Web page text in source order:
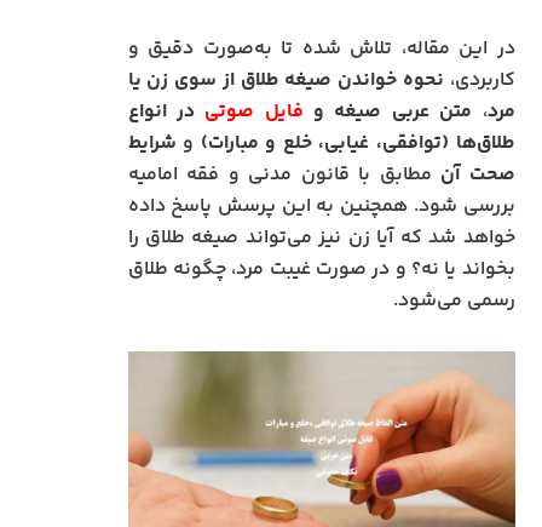
در این مقاله، تلاش شده تا به‌صورت دقیق و
کاربردی، نحوه خواندن صیغه طلاق از سوی زن یا
مرد، متن عربی صیغه و فایل صوتی در انواع
طلاق‌ها (توافقی، غیابی، خلع و مبارات) و شرایط
صحت آن مطابق با قانون مدنی و فقه امامیه
بررسی شود. همچنین به این پرسش پاسخ داده
خواهد شد که آیا زن نیز می‌تواند صیغه طلاق را
بخواند یا نه؟ و در صورت غیبت مرد، چگونه طلاق
رسمی می‌شود.